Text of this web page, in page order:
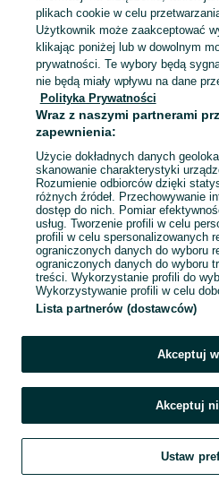
Mapa kategorii
Mapa miejscowości
Mapa ministron
Szukaj Obserwujesz
plikach cookie w celu
Użytkownik może zaakceptować
klikając poniżej lub w dowolnym
prywatności. Te wybory będą
nie będą miały wpływu na dane
Polityka Prywatności
Wraz z naszymi partnerami
zapewnienia:
Użycie dokładnych danych
skanowanie charakterystyki
Rozumienie odbiorców dzięki
różnych źródeł. Przechowywanie
dostęp do nich. Pomiar
usług. Tworzenie profili w celu
profili w celu spersonalizowanych
ograniczonych danych do wyboru
ograniczonych danych do wyboru
treści. Wykorzystanie profili do
Wykorzystywanie profili w celu
Lista partnerów (dostawców)
Akceptuj
Akceptuj
Ustaw